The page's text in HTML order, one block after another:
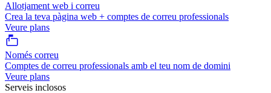
Allotjament web i correu
Crea la teva pàgina web + comptes de correu professionals
Veure plans
Només correu
Comptes de correu professionals amb el teu nom de domini
Veure plans
Serveis inclosos